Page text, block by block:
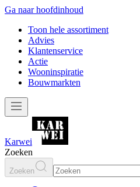
Ga naar hoofdinhoud
Toon hele assortiment
Advies
Klantenservice
Actie
Wooninspiratie
Bouwmarkten
Karwei
Zoeken
Zoeken